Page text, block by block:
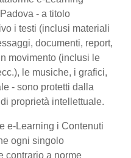
- a titolo
i testi (inclusi materiali
documenti, report,
movimento (inclusi le
le musiche, i grafici,
- sono protetti dalla
proprietà intellettuale.
e-Learning i Contenuti
ogni singolo
contrario a norme